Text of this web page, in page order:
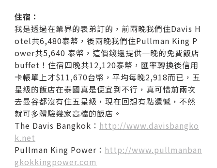
住宿：
我是透過在業界的表弟訂的，前兩晚我們住Davis H
otel共6,480泰幣，後兩晚我們住Pullman King P
ower共5,640 泰幣，這價錢還提供一晚的免費飯店
buffet！住宿四晚共12,120泰幣，匯率轉換後信用
卡帳單上才$11,670台幣，平均每晚2,918而已，五
星級的飯店在泰國真是便宜到不行，真可惜前兩次
去曼谷都沒有住五星級，現在回想有點遺憾，不然
就可多體驗幾家高檔的飯店。
The Davis Bangkok： http://www.davisbangko
k.net
Pullman King Power： http://www.pullmanban
gkokkingpower.com